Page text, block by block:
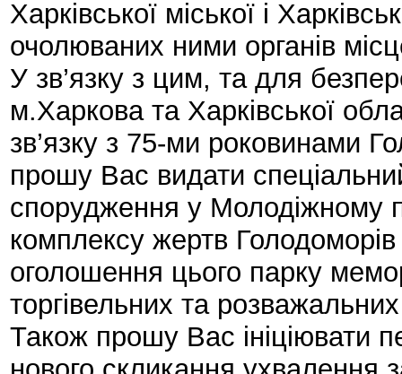
Харківської міської і
очолюваних ними органів
У зв’язку з цим, та для
м.Харкова та Харківської
зв’язку з 75-ми роковинами
прошу Вас видати
спорудження у Молодіжному
комплексу жертв Голодоморів
оголошення цього парку
торгівельних та
Також прошу Вас ініціювати